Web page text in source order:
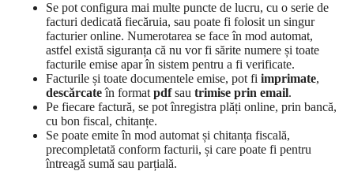
Se pot configura mai multe puncte de lucru, cu o serie de
facturi dedicată fiecăruia, sau poate fi folosit un singur
facturier online. Numerotarea se face în mod automat,
astfel există siguranța că nu vor fi sărite numere și toate
facturile emise apar în sistem pentru a fi verificate.
Facturile și toate documentele emise, pot fi imprimate,
descărcateîn format pdfsau trimise prin email.
Pe fiecare factură, se pot înregistra plăți online, prin bancă,
cu bon fiscal, chitanțe.
Se poate emite în mod automat și chitanța fiscală,
precompletată conform facturii, și care poate fi pentru
întreagă sumă sau parțială.